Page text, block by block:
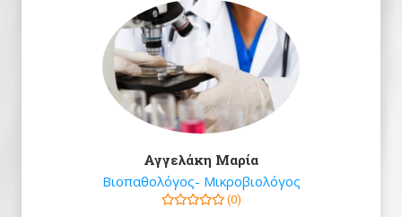
Αγγελάκη Μαρία
Βιοπαθολόγος- Μικροβιολόγος
(0)